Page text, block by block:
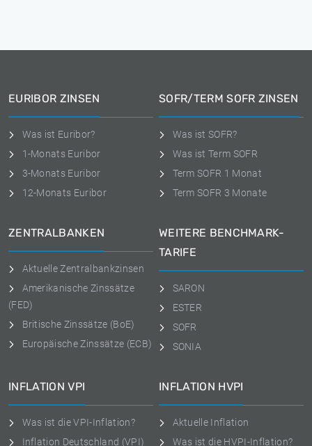
EURIBOR ZINSEN
Was ist Euribor?
1-Monats Euribor
3-Monats Euribor
12-Monats Euribor
SOFR/TERM SOFR ZINSEN
Was ist SOFR?
Was ist Term SOFR
Term SOFR 1 Monat
Term SOFR 3 Monate
ZENTRALBANKEN
Aktuelle Zentralbankzinsen
Amerikanische Zinssätze
(FED)
Britische Zinssätze (BoE)
Europäische Zinssätze (ECB)
WEITERE BENCHMARK-
TARIFE
SARON
ESTER
SOFR
SONIA
INFLATION VPI
Was ist die VPI-Inflation?
Inflation Deutschland (VPI)
INFLATION HVPI
Aktuelle Inflation
Was ist die HVPI-Inflation?